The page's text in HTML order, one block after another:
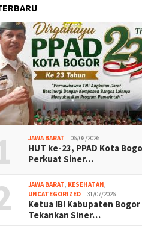
Rohani Pimpin Ketua
Kabupaten Bogor, di
DPC PWRI Bogor Raya
Perkuat
JAWA BARAT 06/08/2026
HUT ke-23, PPAD Kota
Perkuat Siner…
JAWA BARAT KESEHATAN
UNCATEGORIZED
31/07/2026
Ketua IBI Kabupaten Bogor
Tekankan Siner…